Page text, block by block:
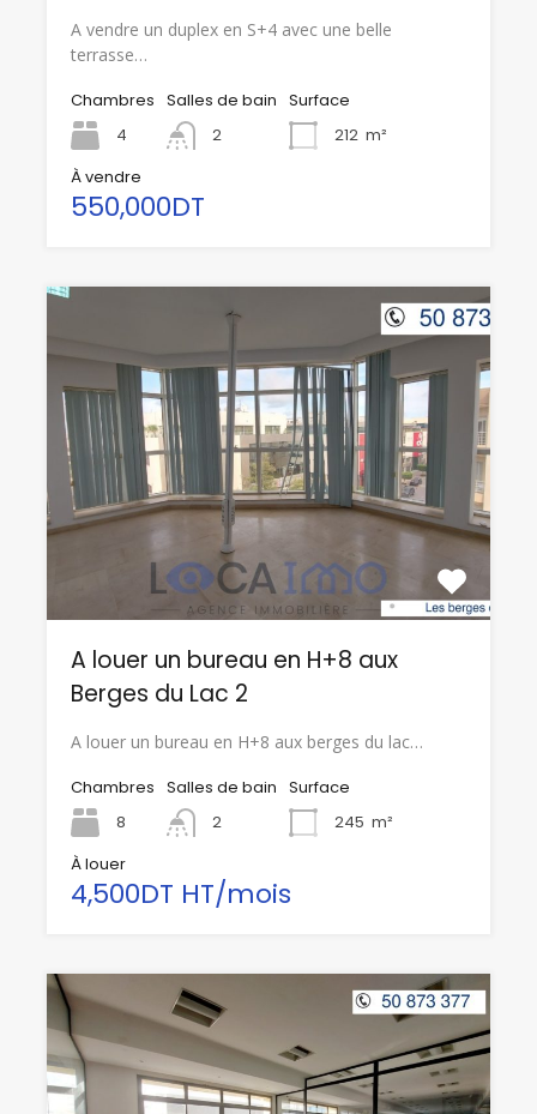
A vendre un duplex en S+4 avec une belle
terrasse…
Chambres
4
Salles de bain
2
Surface
212 m²
À vendre
550,000DT
A louer un bureau en H+8 aux
Berges du Lac 2
A louer un bureau en H+8 aux berges du lac…
Chambres
8
Salles de bain
2
Surface
245 m²
À louer
4,500DT HT/mois